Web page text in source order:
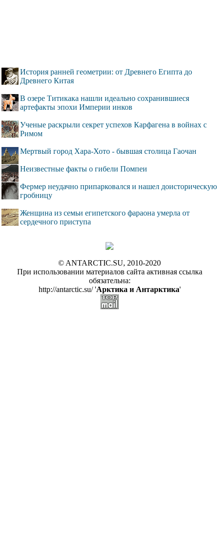
История ранней геометрии: от Древнего Египта до
Древнего Китая
В озере Титикака нашли идеально сохранившиеся
артефакты эпохи Империи инков
Ученые раскрыли секрет успехов Карфагена в войнах с
Римом
Мертвый город Хара-Хото - бывшая столица Гаочан
Неизвестные факты о гибели Помпеи
Фермер неудачно припарковался и нашел доисторическую
гробницу
Женщина из семьи египетского фараона умерла от
сердечного приступа
© ANTARCTIC.SU, 2010-2020
При использовании материалов сайта активная ссылка
обязательна:
http://antarctic.su/ 'Арктика и Антарктика'